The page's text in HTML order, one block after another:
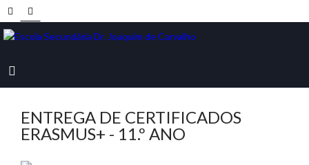
ENTREGA DE CERTIFICADOS
ERASMUS+ - 11.º ANO